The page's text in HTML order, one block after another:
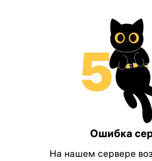
Ошибка
На нашем сервере